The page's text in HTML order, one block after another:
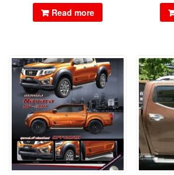
Read more